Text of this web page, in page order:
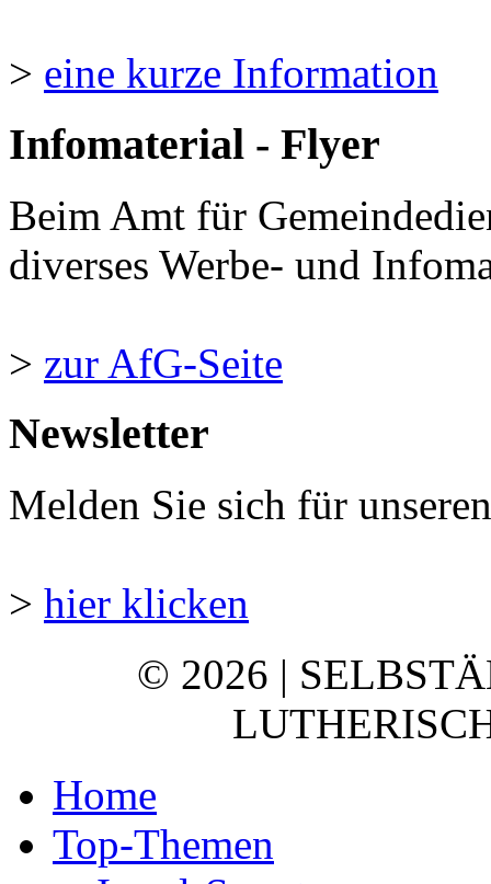
> eine kurze Information
Infomaterial - Flyer
Beim Amt für
diverses Werbe- und
> zur AfG-Seite
Newsletter
Melden Sie sich für
> hier klicken
© 2026 |
Home
Top-Themen